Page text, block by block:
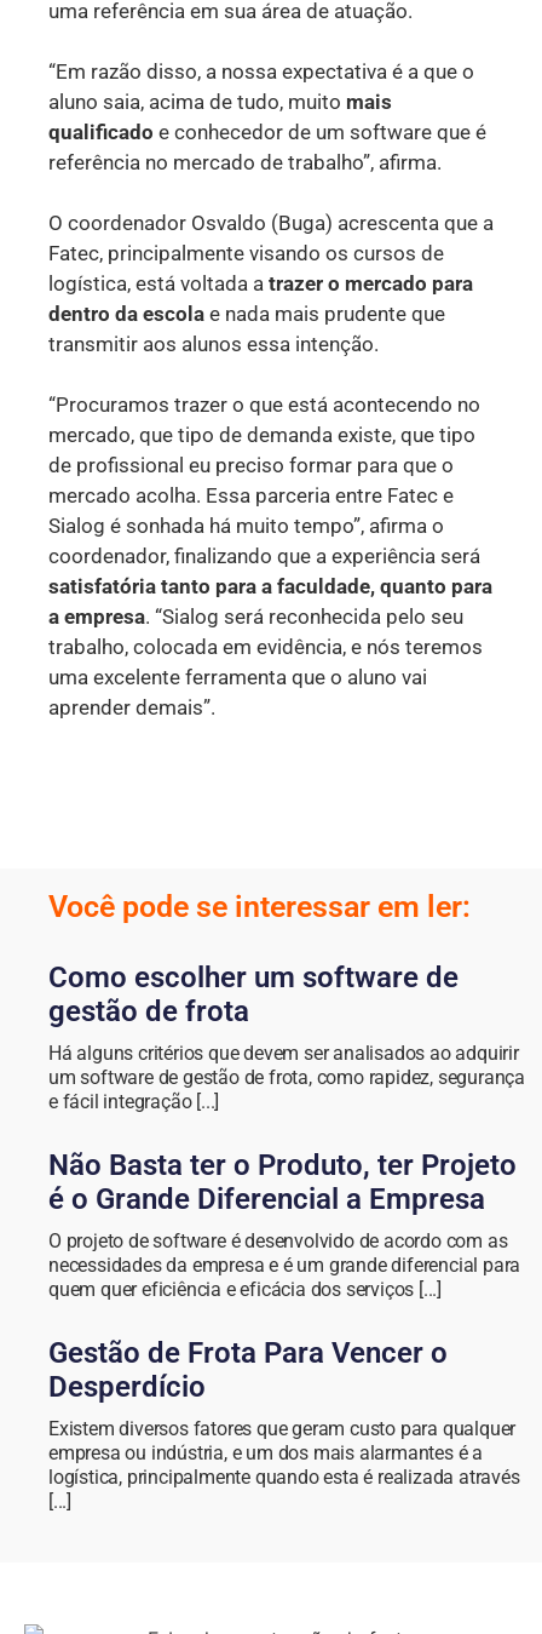
uma referência em sua área de atuação.
“Em razão disso, a nossa expectativa é a que o
aluno saia, acima de tudo, muito mais
qualificado e conhecedor de um software que é
referência no mercado de trabalho”, afirma.
O coordenador Osvaldo (Buga) acrescenta que a
Fatec, principalmente visando os cursos de
logística, está voltada a trazer o mercado para
dentro da escola e nada mais prudente que
transmitir aos alunos essa intenção.
“Procuramos trazer o que está acontecendo no
mercado, que tipo de demanda existe, que tipo
de profissional eu preciso formar para que o
mercado acolha. Essa parceria entre Fatec e
Sialog é sonhada há muito tempo”, afirma o
coordenador, finalizando que a experiência será
satisfatória tanto para a faculdade, quanto para
a empresa. “Sialog será reconhecida pelo seu
trabalho, colocada em evidência, e nós teremos
uma excelente ferramenta que o aluno vai
aprender demais”.
Você pode se interessar em ler:
Como escolher um software de
gestão de frota
Há alguns critérios que devem ser analisados ao adquirir
um software de gestão de frota, como rapidez, segurança
e fácil integração [...]
Não Basta ter o Produto, ter Projeto
é o Grande Diferencial a Empresa
O projeto de software é desenvolvido de acordo com as
necessidades da empresa e é um grande diferencial para
quem quer eficiência e eficácia dos serviços [...]
Gestão de Frota Para Vencer o
Desperdício
Existem diversos fatores que geram custo para qualquer
empresa ou indústria, e um dos mais alarmantes é a
logística, principalmente quando esta é realizada através
[...]